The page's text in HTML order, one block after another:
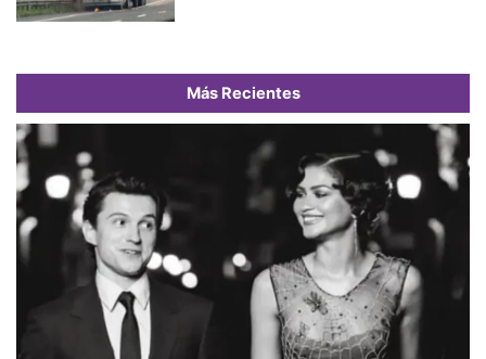
Más Recientes